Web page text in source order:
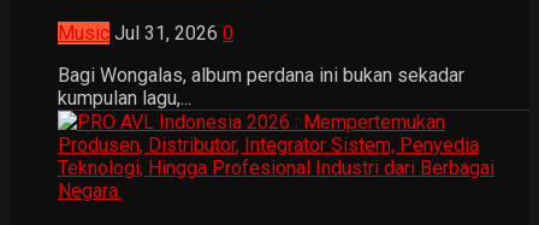
Music Jul 31, 2026 0
Bagi Wongalas, album perdana ini bukan sekadar
kumpulan lagu,...